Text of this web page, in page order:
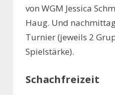
von WGM Jessica
Haug. Und
Turnier (jeweils 2
Spielstärke).
Schachfreizeit